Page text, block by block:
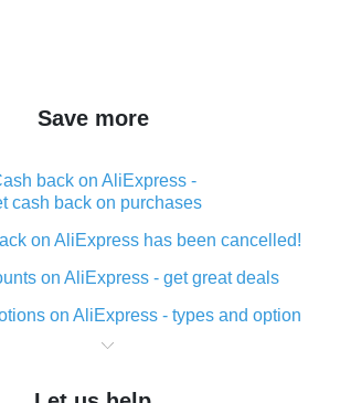
Save more
back on AliExpress -
cash back on purchases
on AliExpress has been cancelled!
on AliExpress - get great deals
on AliExpress - types and option
back when making purchases on